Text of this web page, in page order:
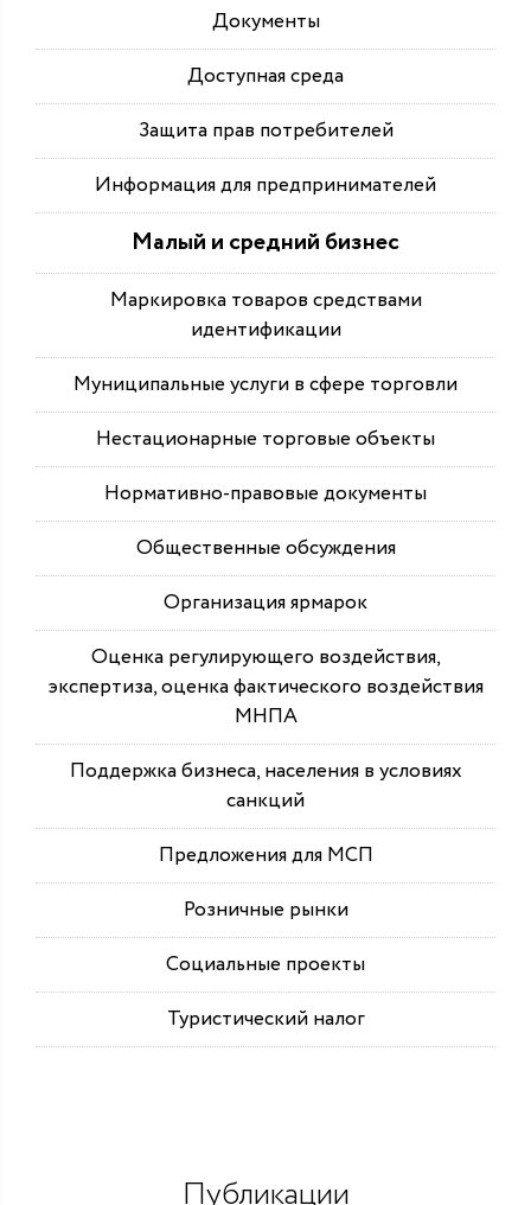
Документы
Доступная среда
Защита прав потребителей
Информация для предпринимателей
Малый и средний бизнес
Маркировка товаров средствами
идентификации
Муниципальные услуги в сфере торговли
Нестационарные торговые объекты
Нормативно-правовые документы
Общественные обсуждения
Организация ярмарок
Оценка регулирующего воздействия,
экспертиза, оценка фактического воздействия
МНПА
Поддержка бизнеса, населения в условиях
санкций
Предложения для МСП
Розничные рынки
Социальные проекты
Туристический налог
Публикации